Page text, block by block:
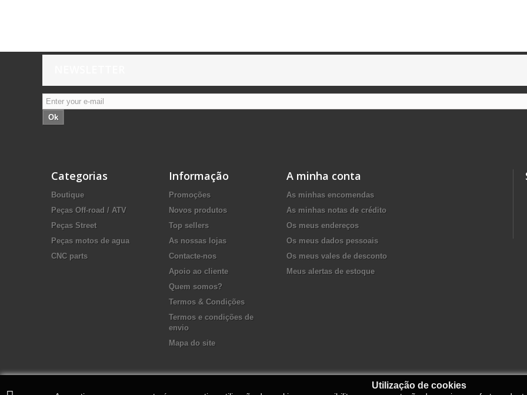
Ok
Categorias
Boutique
Peças Off-road / ATV
Peças Street
Peças motos de agua
CNC parts
Informação
Promoções
Novos produtos
Top sellers
As nossas lojas
Contacte-nos
Apoio ao cliente
Quem somos?
Termos & Condições
Termos e condições de
envio
Mapa do site
A minha conta
As minhas encomendas
As minhas notas de crédito
Os meus endereços
Os meus dados pessoais
Os meus vales de desconto
Meus alertas de estoque
Utilização de cookies